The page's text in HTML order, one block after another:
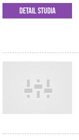
Detail studia